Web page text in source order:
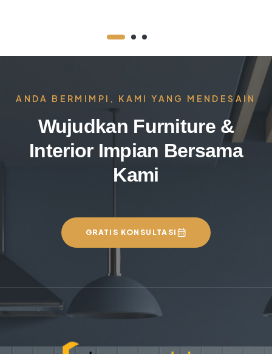
ANDA BERMIMPI, KAMI YANG MENDESAIN
Wujudkan Furniture &
Interior Impian Bersama
Kami
GRATIS KONSULTASI